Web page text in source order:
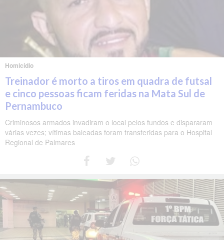
Homicídio
Treinador é morto a tiros em quadra de futsal
e cinco pessoas ficam feridas na Mata Sul de
Pernambuco
Criminosos armados invadiram o local pelos fundos e dispararam
várias vezes; vítimas baleadas foram transferidas para o Hospital
Regional de Palmares